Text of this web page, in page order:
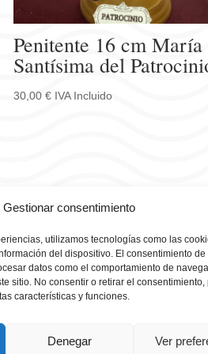
Gestionar consentimiento
utilizamos tecnologías como las
del dispositivo. El consentimiento de
datos como el comportamiento de
sitio. No consentir o retirar el consentimiento,
características y funciones.
Denegar Ver
Penitente 16 cm María
Santísima del
30,00 € IVA Incluido
Atención al Cliente
Cádiz – España